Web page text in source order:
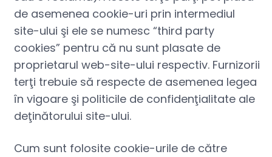
de asemenea cookie-uri prin intermediul
site-ului şi ele se numesc “third party
cookies” pentru că nu sunt plasate de
proprietarul web-site-ului respectiv. Furnizorii
terţi trebuie să respecte de asemenea legea
în vigoare şi politicile de confidenţialitate ale
deţinătorului site-ului.
Cum sunt folosite cookie-urile de către